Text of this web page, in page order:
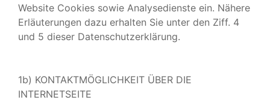
Website Cookies sowie Analysedienste ein. Nähere
Erläuterungen dazu erhalten Sie unter den Ziff. 4
und 5 dieser Datenschutzerklärung.
1b) KONTAKTMÖGLICHKEIT ÜBER DIE
INTERNETSEITE